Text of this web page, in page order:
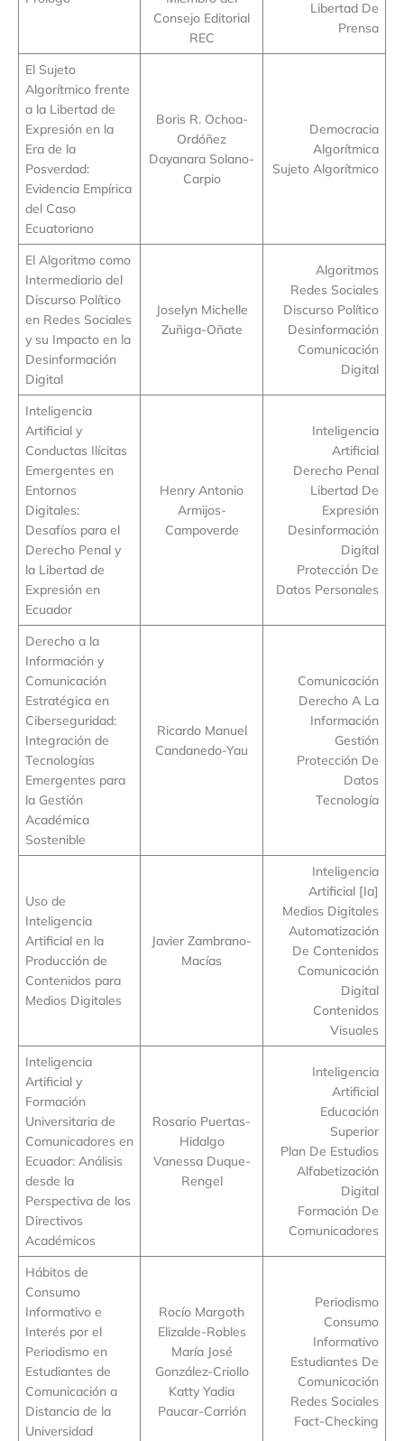
Consejo Editorial
REC
Libertad De
Prensa
El Sujeto
Algorítmico frente
a la Libertad de
Expresión en la
Era de la
Posverdad:
Evidencia Empírica
del Caso
Ecuatoriano
Boris R. Ochoa-
Ordóñez
Dayanara Solano-
Carpio
Democracia
Algorítmica
Sujeto Algorítmico
El Algoritmo como
Intermediario del
Discurso Político
en Redes Sociales
y su Impacto en la
Desinformación
Digital
Joselyn Michelle
Zuñiga-Oñate
Algoritmos
Redes Sociales
Discurso Político
Desinformación
Comunicación
Digital
Inteligencia
Artificial y
Conductas Ilícitas
Emergentes en
Entornos
Digitales:
Desafíos para el
Derecho Penal y
la Libertad de
Expresión en
Ecuador
Henry Antonio
Armijos-
Campoverde
Inteligencia
Artificial
Derecho Penal
Libertad De
Expresión
Desinformación
Digital
Protección De
Datos Personales
Derecho a la
Información y
Comunicación
Estratégica en
Ciberseguridad:
Integración de
Tecnologías
Emergentes para
la Gestión
Académica
Sostenible
Ricardo Manuel
Candanedo-Yau
Comunicación
Derecho A La
Información
Gestión
Protección De
Datos
Tecnología
Uso de
Inteligencia
Artificial en la
Producción de
Contenidos para
Medios Digitales
Javier Zambrano-
Macías
Inteligencia
Artificial [Ia]
Medios Digitales
Automatización
De Contenidos
Comunicación
Digital
Contenidos
Visuales
Inteligencia
Artificial y
Formación
Universitaria de
Comunicadores en
Ecuador: Análisis
desde la
Perspectiva de los
Directivos
Académicos
Rosario Puertas-
Hidalgo
Vanessa Duque-
Rengel
Inteligencia
Artificial
Educación
Superior
Plan De Estudios
Alfabetización
Digital
Formación De
Comunicadores
Hábitos de
Consumo
Informativo e
Interés por el
Periodismo en
Estudiantes de
Comunicación a
Distancia de la
Universidad
Rocío Margoth
Elizalde-Robles
María José
González-Criollo
Katty Yadia
Paucar-Carrión
Periodismo
Consumo
Informativo
Estudiantes De
Comunicación
Redes Sociales
Fact-Checking